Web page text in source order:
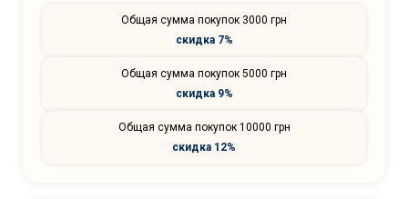
Общая сумма покупок 3000 грн
скидка 7%
Общая сумма покупок 5000 грн
скидка 9%
Общая сумма покупок 10000 грн
скидка 12%